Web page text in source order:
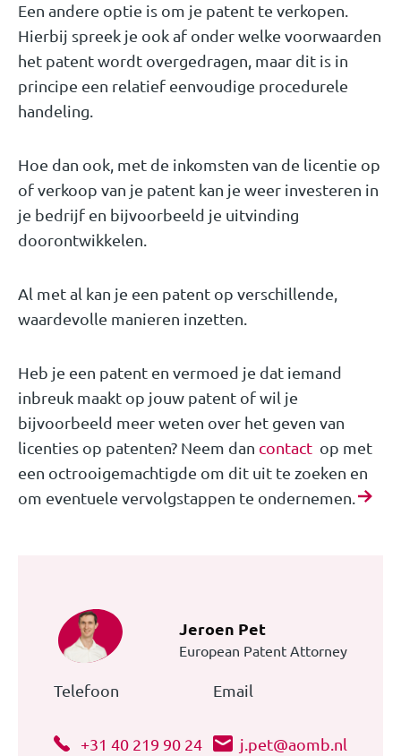
Een andere optie is om je patent te verkopen.
Hierbij spreek je ook af onder welke voorwaarden
het patent wordt overgedragen, maar dit is in
principe een relatief eenvoudige procedurele
handeling.
Hoe dan ook, met de inkomsten van de licentie op
of verkoop van je patent kan je weer investeren in
je bedrijf en bijvoorbeeld je uitvinding
doorontwikkelen.
Al met al kan je een patent op verschillende,
waardevolle manieren inzetten.
Heb je een patent en vermoed je dat iemand
inbreuk maakt op jouw patent of wil je
bijvoorbeeld meer weten over het geven van
licenties op patenten? Neem dan contact op met
een octrooigemachtigde om dit uit te zoeken en
om eventuele vervolgstappen te ondernemen.
Jeroen Pet
European Patent Attorney
Telefoon
+31 40 219 90 24
Email
j.pet@aomb.nl